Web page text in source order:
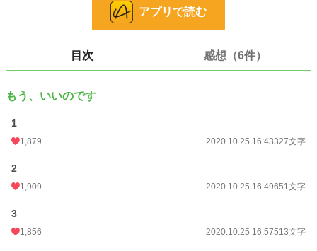
2020.10.25 19:32
初回完結日時 2020.10.25 19:32
週間ポイント
アプリで読む
目次 感想（6件）
もう、いいのです
1
1,879 2020.10.25 16:43327文字
2
1,909 2020.10.25 16:49651文字
3
1,856 2020.10.25 16:57513文字